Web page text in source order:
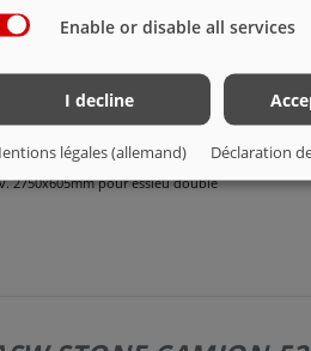
2750x605mm pour essieu double
Enable or disable all services
I decline
légales (allemand) Déclaration